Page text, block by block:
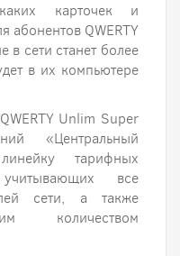
карточек и
абонентов QWERTY
сети станет более
в их компьютере
Unlim Super
«Центральный
тарифных
все
сети, а также
количеством